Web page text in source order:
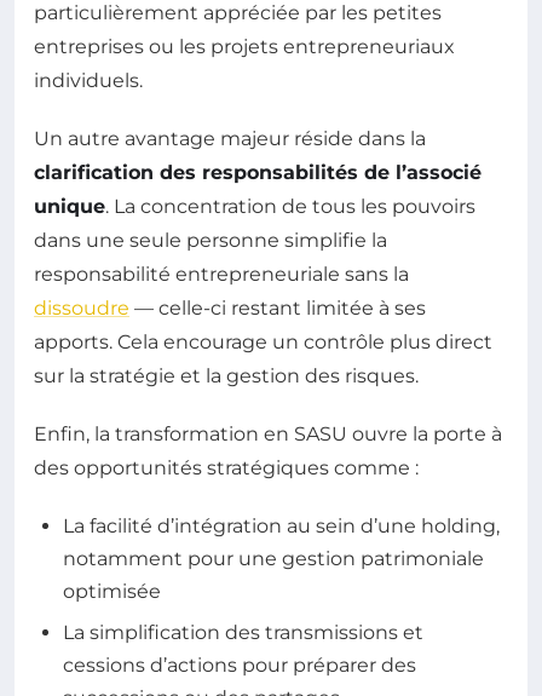
particulièrement appréciée par les petites
entreprises ou les projets entrepreneuriaux
individuels.
Un autre avantage majeur réside dans la
clarification des responsabilités de l’associé
unique. La concentration de tous les pouvoirs
dans une seule personne simplifie la
responsabilité entrepreneuriale sans la
dissoudre — celle-ci restant limitée à ses
apports. Cela encourage un contrôle plus direct
sur la stratégie et la gestion des risques.
Enfin, la transformation en SASU ouvre la porte à
des opportunités stratégiques comme :
La facilité d’intégration au sein d’une holding,
notamment pour une gestion patrimoniale
optimisée
La simplification des transmissions et
cessions d’actions pour préparer des